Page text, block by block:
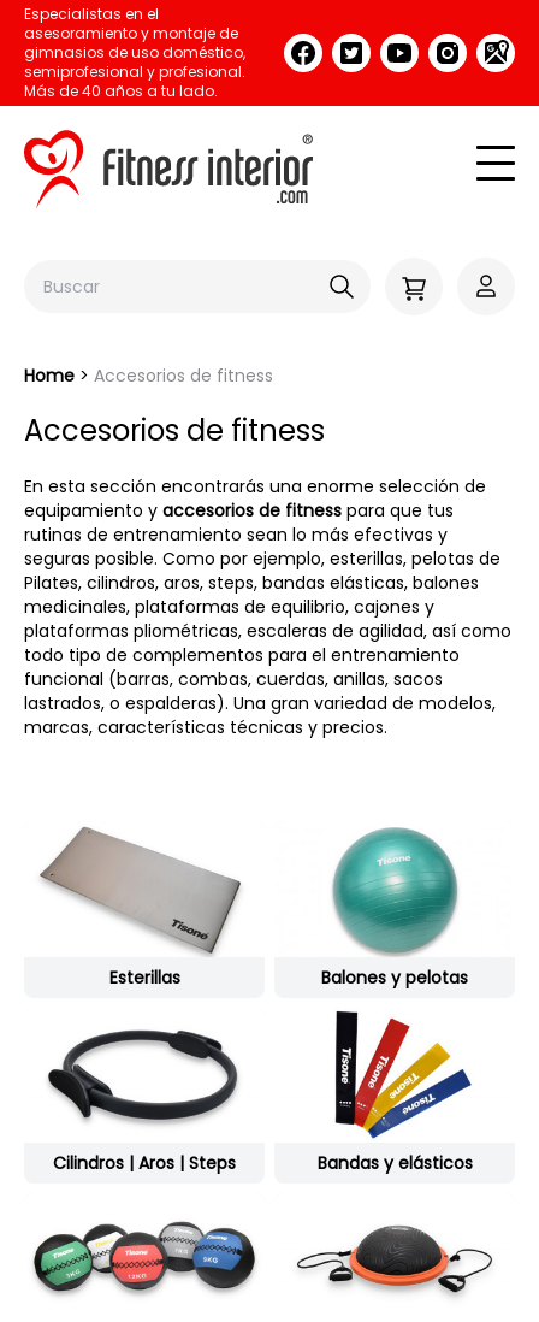
Especialistas en el
asesoramiento y montaje de
gimnasios de uso doméstico,
semiprofesional y profesional.
Más de 40 años a tu lado.
Home Accesorios de fitness
Accesorios de fitness
En esta sección encontrarás una enorme selección de
equipamiento y accesorios de fitness para que tus
rutinas de entrenamiento sean lo más efectivas y
seguras posible. Como por ejemplo, esterillas, pelotas de
Pilates, cilindros, aros, steps, bandas elásticas, balones
medicinales, plataformas de equilibrio, cajones y
plataformas pliométricas, escaleras de agilidad, así como
todo tipo de complementos para el entrenamiento
funcional (barras, combas, cuerdas, anillas, sacos
lastrados, o espalderas). Una gran variedad de modelos,
marcas, características técnicas y precios.
Esterillas Balones y pelotas
Cilindros | Aros | Steps Bandas y elásticos